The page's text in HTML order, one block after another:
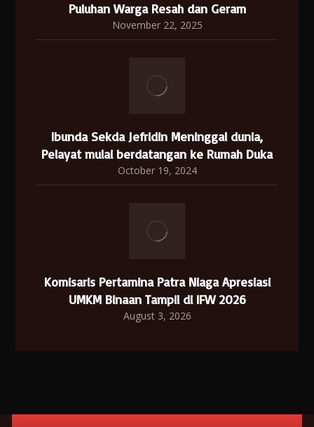
Puluhan Warga Resah dan Geram
November 22, 2025
Ibunda Sekda Jefridin Meninggal dunia,
Pelayat mulai berdatangan ke Rumah Duka
October 19, 2024
Komisaris Pertamina Patra Niaga Apresiasi
UMKM Binaan Tampil di IFW 2026
August 3, 2026